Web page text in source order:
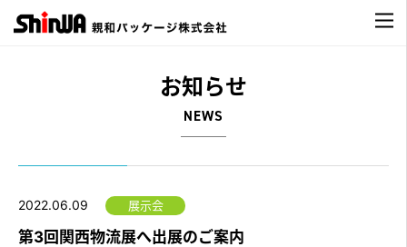
お知らせ
NEWS
2022.06.09 展示会
第3回関西物流展へ出展のご案内